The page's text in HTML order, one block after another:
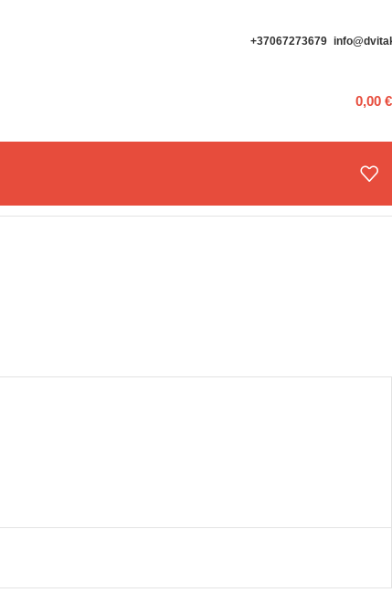
+37067273679
0,00 €